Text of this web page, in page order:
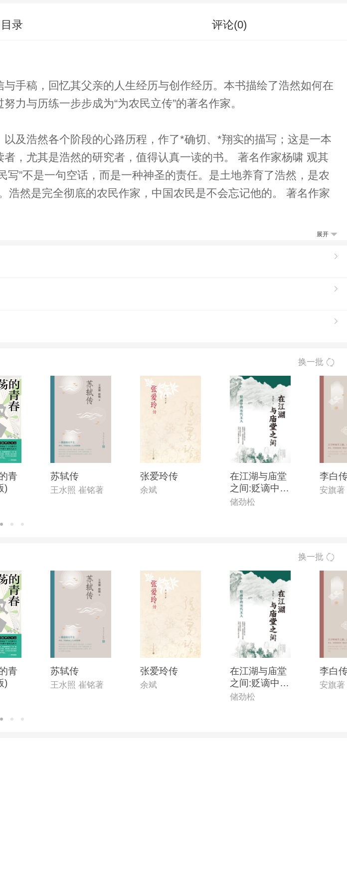
目录 评论(0)
手稿，回忆其父亲的人生经历与创作经历。本书描绘了浩然如何在
力与历练一步步成为“为农民立传”的著名作家。
及浩然各个阶段的心路历程，作了*确切、*翔实的描写；这是一本
，尤其是浩然的研究者，值得认真一读的书。 著名作家杨啸 观其
”不是一句空话，而是一种神圣的责任。是土地养育了浩然，是农
然是完全彻底的农民作家，中国农民是不会忘记他的。 著名作家
展开
换一批
青
)
苏轼传
王水照 崔铭著
张爱玲传
余斌
在江湖与庙堂
之间:贬谪中的
宋代文人
储劲松
李白
安旗著
换一批
青
)
苏轼传
王水照 崔铭著
张爱玲传
余斌
在江湖与庙堂
之间:贬谪中的
宋代文人
储劲松
李白
安旗著